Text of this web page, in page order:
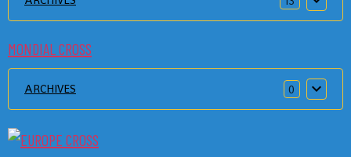
MONDIAL CROSS
ARCHIVES 0